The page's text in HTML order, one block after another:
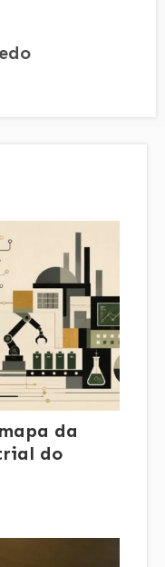
da
do